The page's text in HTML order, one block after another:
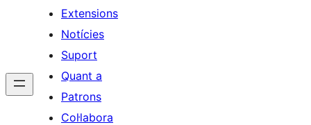
Extensions
Notícies
Suport
Quant a
Patrons
Col·labora